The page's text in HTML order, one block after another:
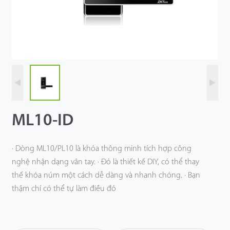
ML10-ID
· Dòng ML10/PL10 là khóa thông minh tích hợp công
nghệ nhận dạng vân tay. · Đó là thiết kế DIY, có thể thay
thế khóa núm một cách dễ dàng và nhanh chóng. · Bạn
thậm chí có thể tự làm điều đó